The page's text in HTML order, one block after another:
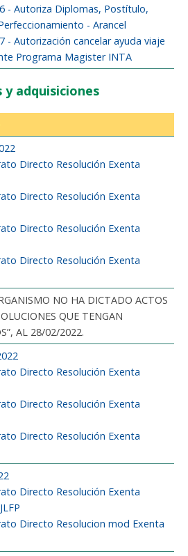
- Autoriza Diplomas, Postítulo,
- Arancel
- Autorización cancelar ayuda viaje
Programa Magister INTA
y adquisiciones
Directo Resolución Exenta
Directo Resolución Exenta
Directo Resolución Exenta
Directo Resolución Exenta
NO HA DICTADO ACTOS
QUE TENGAN
AL 28/02/2022.
Directo Resolución Exenta
Directo Resolución Exenta
Directo Resolución Exenta
Directo Resolución Exenta
Directo Resolucion mod Exenta